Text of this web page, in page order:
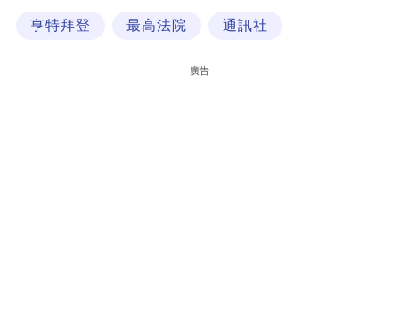
亨特拜登 最高法院 通訊社
廣告